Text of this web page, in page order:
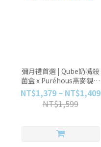
彌月禮首選 | Qube奶嘴殺
菌盒 x Puréhous燕麥親膚
奶瓶清潔液 (款式可任選)
NT$1,379 ~ NT$1,409
NT$1,599